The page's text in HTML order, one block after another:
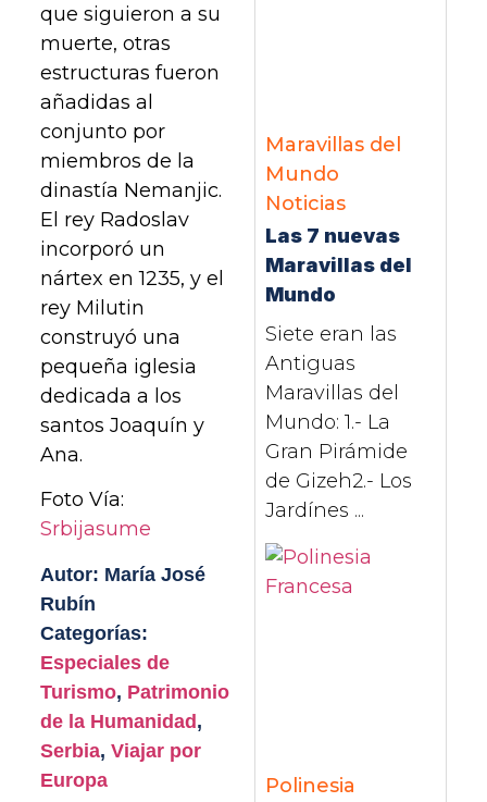
que siguieron a su
muerte, otras
estructuras fueron
añadidas al
conjunto por
miembros de la
dinastía Nemanjic.
El rey Radoslav
incorporó un
nártex en 1235, y el
rey Milutin
construyó una
pequeña iglesia
dedicada a los
santos Joaquín y
Ana.
Foto Vía:
Srbijasume
Autor: María José
Rubín
Categorías:
Especiales de
Turismo, Patrimonio
de la Humanidad,
Serbia,Viajar por
Europa
Maravillas del
Mundo
Noticias
Las 7 nuevas
Maravillas del
Mundo
Siete eran las
Antiguas
Maravillas del
Mundo: 1.- La
Gran Pirámide
de Gizeh2.- Los
Jardínes ...
Polinesia